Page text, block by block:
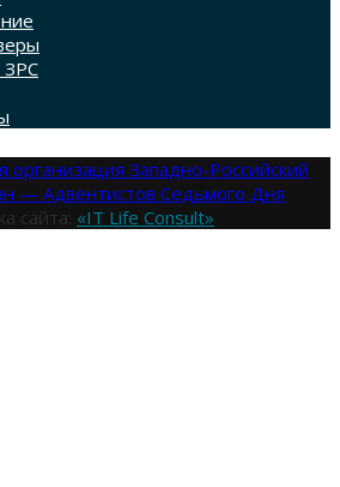
ЗРС
организация Западно-Российский
— Адвентистов Седьмого Дня
сайта: «IT Life Consult»